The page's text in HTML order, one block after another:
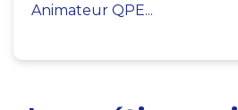
Animateur QPE...